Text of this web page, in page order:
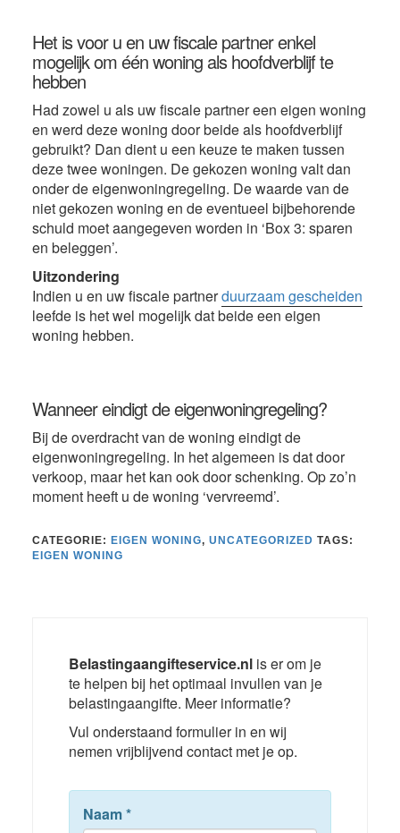
Het is voor u en uw fiscale partner enkel
mogelijk om één woning als hoofdverblijf te
hebben
Had zowel u als uw fiscale partner een eigen woning
en werd deze woning door beide als hoofdverblijf
gebruikt? Dan dient u een keuze te maken tussen
deze twee woningen. De gekozen woning valt dan
onder de eigenwoningregeling. De waarde van de
niet gekozen woning en de eventueel bijbehorende
schuld moet aangegeven worden in ‘Box 3: sparen
en beleggen’.
Uitzondering
Indien u en uw fiscale partnerduurzaam gescheiden
leefde is het wel mogelijk dat beide een eigen
woning hebben.
Wanneer eindigt de eigenwoningregeling?
Bij de overdracht van de woning eindigt de
eigenwoningregeling. In het algemeen is dat door
verkoop, maar het kan ook door schenking. Op zo’n
moment heeft u de woning ‘vervreemd’.
CATEGORIE: EIGEN WONING, UNCATEGORIZED TAGS:
EIGEN WONING
Belastingaangifteservice.nlis er om je
te helpen bij het optimaal invullen van je
belastingaangifte. Meer informatie?
Vul onderstaand formulier in en wij
nemen vrijblijvend contact met je op.
Naam*